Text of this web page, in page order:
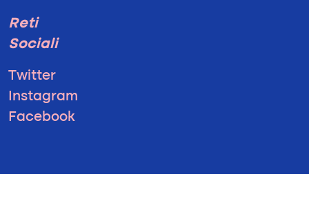
Reti
Sociali
Twitter
Instagram
Facebook